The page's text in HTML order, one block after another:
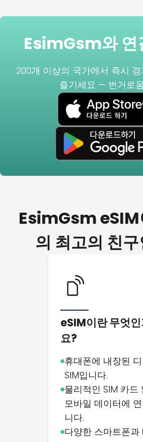
EsimGsm와 연
200개 이상의 국가에서 즉시
즐기세요 — 번거로
EsimGsm eSIM
의 최고의 친
eSIM이란 무엇
요?
휴대폰에 내장된
SIM입니다.
물리적인 SIM 카드
모바일 데이터에
니다.
다양한 스마트폰과